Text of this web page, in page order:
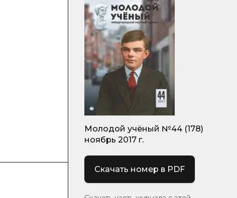
Молодой учёный №44 (178)
ноябрь 2017 г.
Скачать номер в PDF